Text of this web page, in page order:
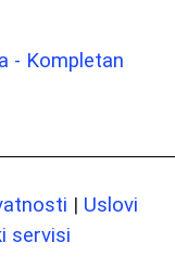
- Kompletan
| Uslovi
servisi